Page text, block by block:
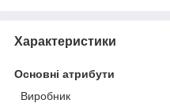
Характеристики
Основні атрибути
Виробник